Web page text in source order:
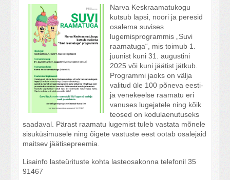
Narva Keskraamatukogu
kutsub lapsi, noori ja peresid
osalema suvises
lugemisprogrammis „Suvi
raamatuga“, mis toimub 1.
juunist kuni 31. augustini
2025 või kuni jäätist jätkub.
Programmi jaoks on välja
valitud üle 100 põneva eesti-
ja venekeelse raamatu eri
vanuses lugejatele ning kõik
teosed on kodulaenutuseks
saadaval. Pärast raamatu lugemist tuleb vastata mõnele
sisuküsimusele ning õigete vastuste eest ootab osalejaid
maitsev jäätisepreemia.
Lisainfo lasteürituste kohta lasteosakonna telefonil 35
91467